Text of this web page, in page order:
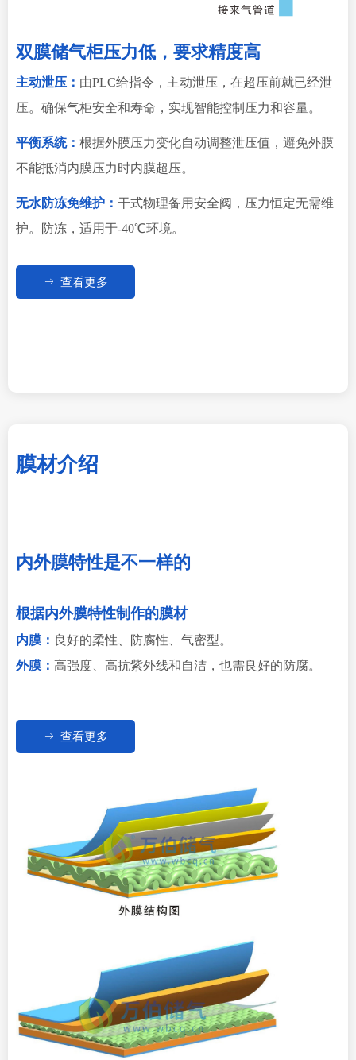
膜材介绍
内外膜特性是不一样的
根据内外膜特性制作的膜材
内膜： 良好的柔性、防腐性、气密型。
外膜： 高强度、高抗紫外线和自洁，也需良好的防腐。
ꁹ 查看更多
双膜储气柜压力低，要求精度高
主动泄压： 由PLC给指令，主动泄压，在超压前就已经泄
压。确保气柜安全和寿命，实现智能控制压力和容量。
平衡系统： 根据外膜压力变化自动调整泄压值，避免外膜
不能抵消内膜压力时内膜超压。
无水防冻免维护： 干式物理备用安全阀，压力恒定无需维
护。防冻，适用于-40℃环境。
ꁹ 查看更多